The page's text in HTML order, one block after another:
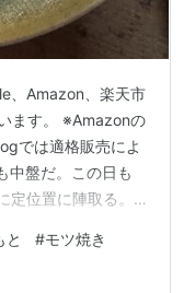
、Amazon、楽天市
ます。 ※Amazonの
では適格販売によ
中盤だ。この日も
位置に陣取る。
つつある新宿さ
と #モツ焼き